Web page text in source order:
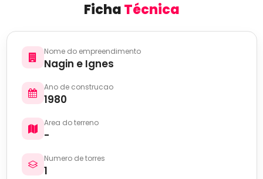
FichaTécnica
Nome do empreendimento
Nagin e Ignes
Ano de construcao
1980
Area do terreno
-
Numero de torres
1